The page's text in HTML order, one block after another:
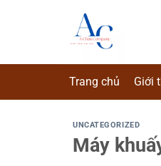
dung
Trang chủ Giới
UNCATEGORIZED
Máy